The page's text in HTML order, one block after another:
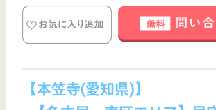
すべての求人情報(全10件)